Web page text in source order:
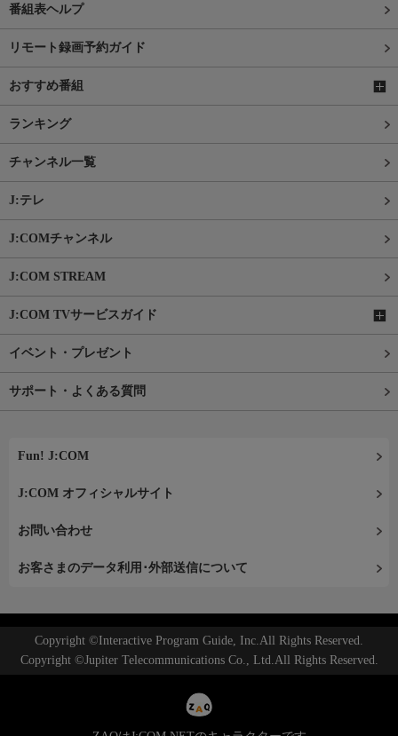
番組表ヘルプ
リモート録画予約ガイド
おすすめ番組
ランキング
チャンネル一覧
J:テレ
J:COMチャンネル
J:COM STREAM
J:COM TVサービスガイド
イベント・プレゼント
サポート・よくある質問
Fun! J:COM
J:COM オフィシャルサイト
お問い合わせ
お客さまのデータ利用･外部送信について
Copyright ©Interactive Program Guide, Inc.All Rights Reserved.
Copyright ©Jupiter Telecommunications Co., Ltd.All Rights Reserved.